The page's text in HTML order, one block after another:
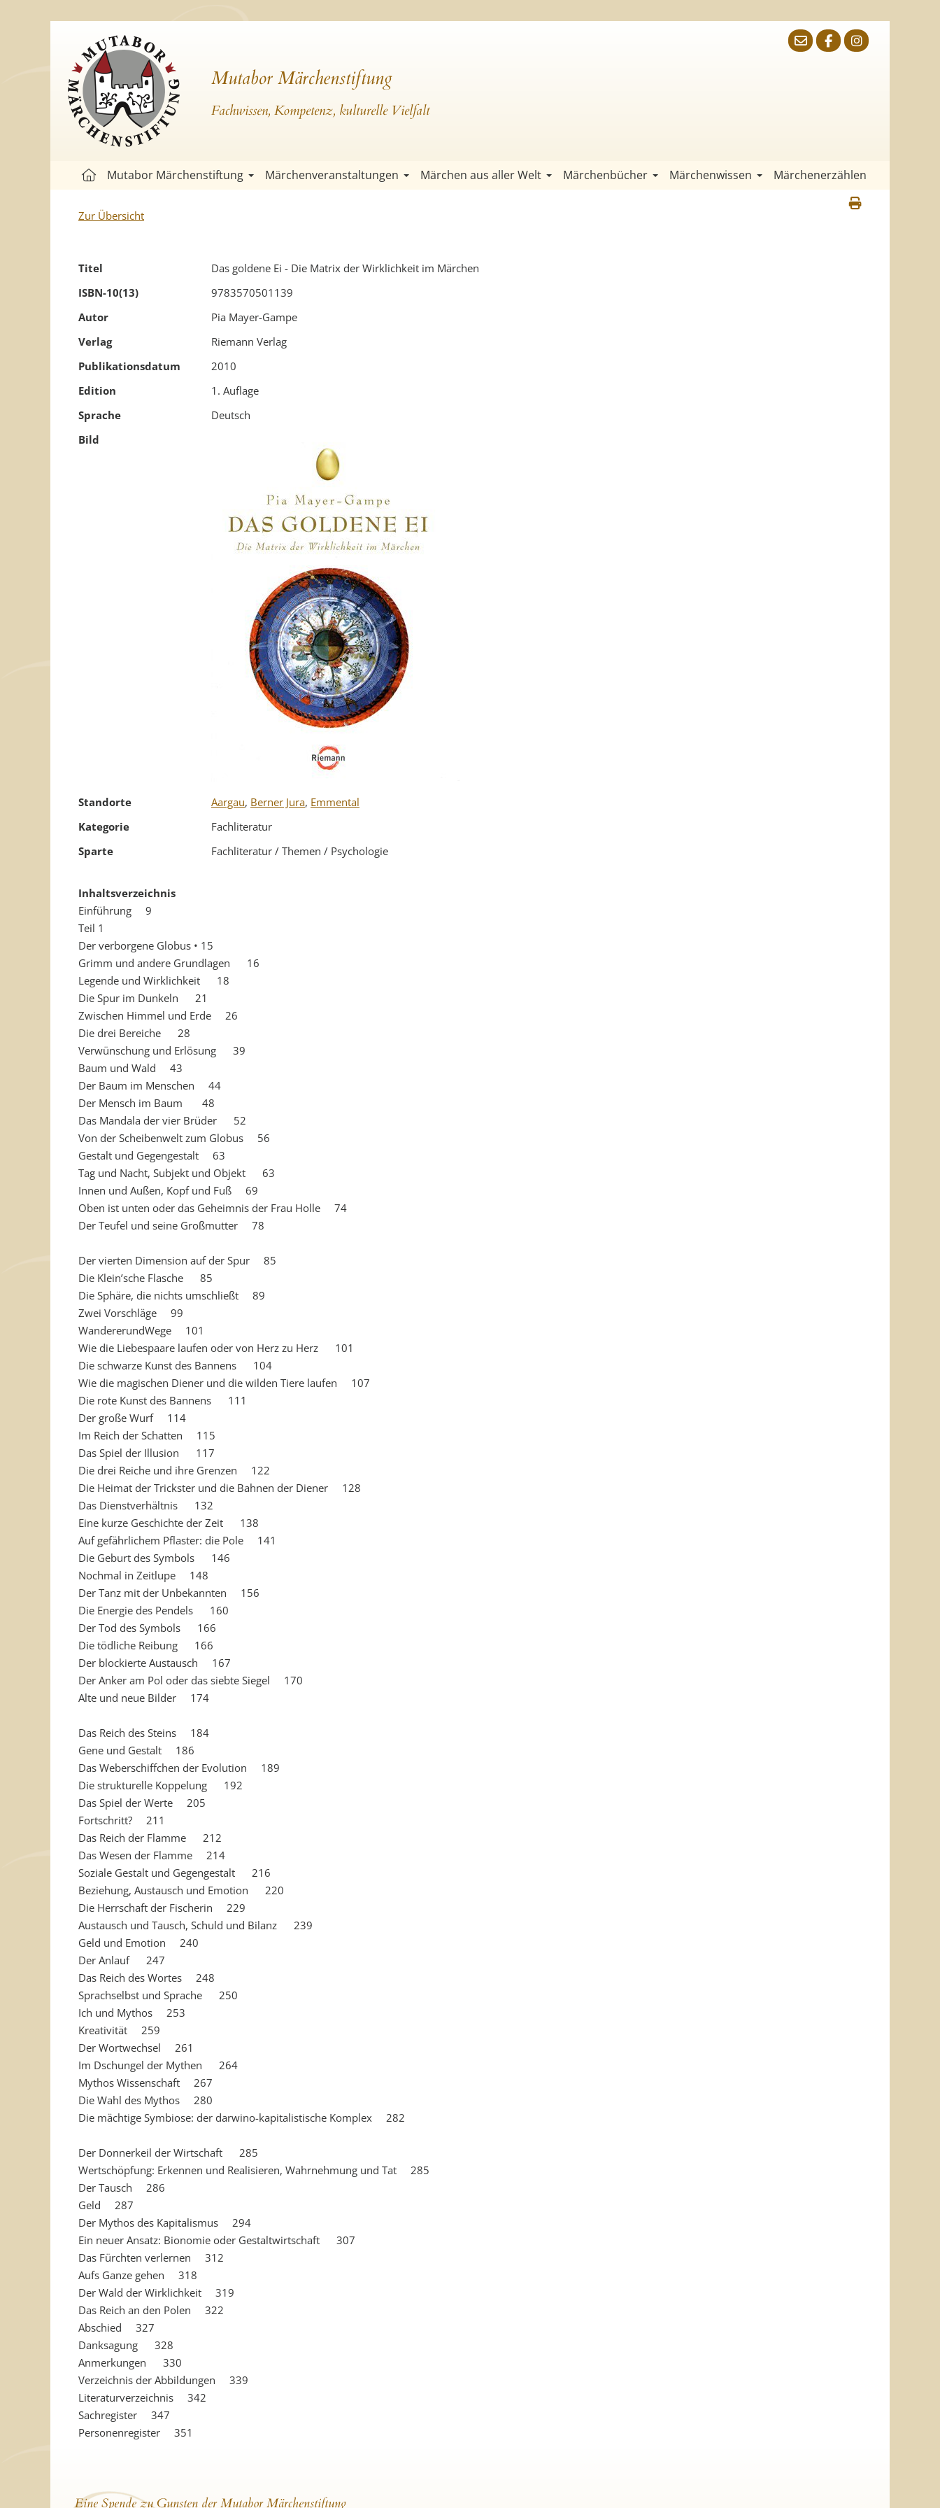
Mutabor Märchenstiftung
Fachwissen, Kompetenz, kulturelle Vielfalt
Mutabor Märchenstiftung Märchenveranstaltungen Märchen aus aller Welt Märchenbücher Märchenwissen Märchenerzählen
Zur Übersicht
Titel
Das goldene Ei - Die Matrix der Wirklichkeit im Märchen
ISBN-10(13)
9783570501139
Autor
Pia Mayer-Gampe
Verlag
Riemann Verlag
Publikationsdatum
2010
Edition
1. Auflage
Sprache
Deutsch
Bild
Standorte Aargau, Berner Jura, Emmental
Kategorie
Fachliteratur
Sparte
Fachliteratur / Themen / Psychologie
Inhaltsverzeichnis
Einführung 9
Teil 1
Der verborgene Globus • 15
Grimm und andere Grundlagen 16
Legende und Wirklichkeit 18
Die Spur im Dunkeln 21
Zwischen Himmel und Erde 26
Die drei Bereiche 28
Verwünschung und Erlösung 39
Baum und Wald 43
Der Baum im Menschen 44
Der Mensch im Baum 48
Das Mandala der vier Brüder 52
Von der Scheibenwelt zum Globus 56
Gestalt und Gegengestalt 63
Tag und Nacht, Subjekt und Objekt 63
Innen und Außen, Kopf und Fuß 69
Oben ist unten oder das Geheimnis der Frau Holle 74
Der Teufel und seine Großmutter 78
Der vierten Dimension auf der Spur 85
Die Klein’sche Flasche 85
Die Sphäre, die nichts umschließt 89
Zwei Vorschläge 99
WandererundWege 101
Wie die Liebespaare laufen oder von Herz zu Herz 101
Die schwarze Kunst des Bannens 104
Wie die magischen Diener und die wilden Tiere laufen 107
Die rote Kunst des Bannens 111
Der große Wurf 114
Im Reich der Schatten 115
Das Spiel der Illusion 117
Die drei Reiche und ihre Grenzen 122
Die Heimat der Trickster und die Bahnen der Diener 128
Das Dienstverhältnis 132
Eine kurze Geschichte der Zeit 138
Auf gefährlichem Pflaster: die Pole 141
Die Geburt des Symbols 146
Nochmal in Zeitlupe 148
Der Tanz mit der Unbekannten 156
Die Energie des Pendels 160
Der Tod des Symbols 166
Die tödliche Reibung 166
Der blockierte Austausch 167
Der Anker am Pol oder das siebte Siegel 170
Alte und neue Bilder 174
Das Reich des Steins 184
Gene und Gestalt 186
Das Weberschiffchen der Evolution 189
Die strukturelle Koppelung 192
Das Spiel der Werte 205
Fortschritt? 211
Das Reich der Flamme 212
Das Wesen der Flamme 214
Soziale Gestalt und Gegengestalt 216
Beziehung, Austausch und Emotion 220
Die Herrschaft der Fischerin 229
Austausch und Tausch, Schuld und Bilanz 239
Geld und Emotion 240
Der Anlauf 247
Das Reich des Wortes 248
Sprachselbst und Sprache 250
Ich und Mythos 253
Kreativität 259
Der Wortwechsel 261
Im Dschungel der Mythen 264
Mythos Wissenschaft 267
Die Wahl des Mythos 280
Die mächtige Symbiose: der darwino-kapitalistische Komplex 282
Der Donnerkeil der Wirtschaft 285
Wertschöpfung: Erkennen und Realisieren, Wahrnehmung und Tat 285
Der Tausch 286
Geld 287
Der Mythos des Kapitalismus 294
Ein neuer Ansatz: Bionomie oder Gestaltwirtschaft 307
Das Fürchten verlernen 312
Aufs Ganze gehen 318
Der Wald der Wirklichkeit 319
Das Reich an den Polen 322
Abschied 327
Danksagung 328
Anmerkungen 330
Verzeichnis der Abbildungen 339
Literaturverzeichnis 342
Sachregister 347
Personenregister 351
Eine Spende zu Gunsten der Mutabor Märchenstiftung